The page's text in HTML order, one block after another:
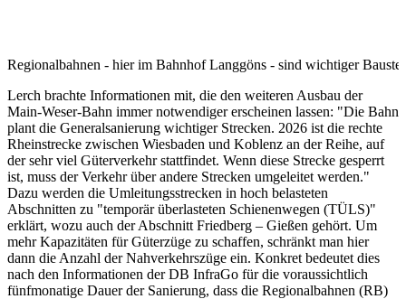
Regionalbahnen - hier im Bahnhof Langgöns - sind wichtiger
Lerch brachte Informationen mit, die den weiteren Ausbau der
Main-Weser-Bahn immer notwendiger erscheinen lassen: "Die Bahn
plant die Generalsanierung wichtiger Strecken. 2026 ist die rechte
Rheinstrecke zwischen Wiesbaden und Koblenz an der Reihe, auf
der sehr viel Güterverkehr stattfindet. Wenn diese Strecke gesperrt
ist, muss der Verkehr über andere Strecken umgeleitet werden."
Dazu werden die Umleitungsstrecken in hoch belasteten
Abschnitten zu "temporär überlasteten Schienenwegen (TÜLS)"
erklärt, wozu auch der Abschnitt Friedberg – Gießen gehört. Um
mehr Kapazitäten für Güterzüge zu schaffen, schränkt man hier
dann die Anzahl der Nahverkehrszüge ein. Konkret bedeutet dies
nach den Informationen der DB InfraGo für die voraussichtlich
fünfmonatige Dauer der Sanierung, dass die Regionalbahnen (RB)